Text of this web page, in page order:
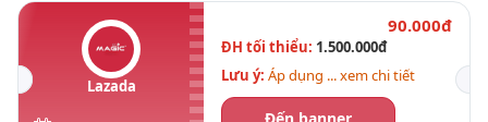
Lazada
90.000đ
ĐH tối thiểu: 1.500.000đ
Lưu ý: Áp dụng ... xem chi tiết